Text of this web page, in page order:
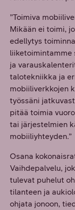
”Toimiva
Mikään ei toimi,
edellytys
liiketoimintamme
ja
talotekniikka ja
mobiiliverkkojen
työssäni
pitää toimia
tai järjestelmien
mobiiliyhteyden.”
Osana
Vaihdepalvelu,
tulevat puhelut
tilanteen ja
ohjata jonoon,